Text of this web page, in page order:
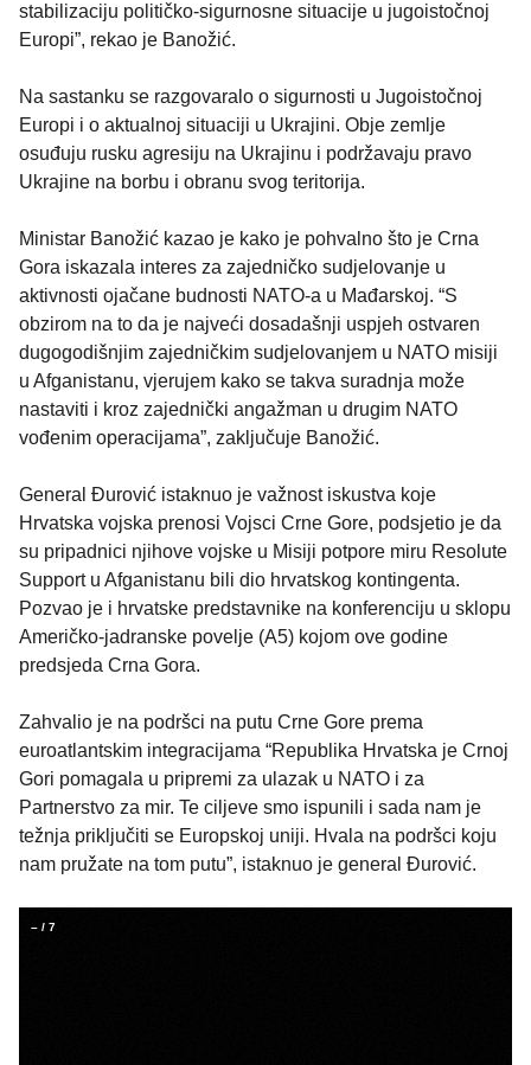
stabilizaciju političko-sigurnosne situacije u jugoistočnoj
Europi”, rekao je Banožić.
Na sastanku se razgovaralo o sigurnosti u Jugoistočnoj
Europi i o aktualnoj situaciji u Ukrajini. Obje zemlje
osuđuju rusku agresiju na Ukrajinu i podržavaju pravo
Ukrajine na borbu i obranu svog teritorija.
Ministar Banožić kazao je kako je pohvalno što je Crna
Gora iskazala interes za zajedničko sudjelovanje u
aktivnosti ojačane budnosti NATO-a u Mađarskoj. “S
obzirom na to da je najveći dosadašnji uspjeh ostvaren
dugogodišnjim zajedničkim sudjelovanjem u NATO misiji
u Afganistanu, vjerujem kako se takva suradnja može
nastaviti i kroz zajednički angažman u drugim NATO
vođenim operacijama”, zaključuje Banožić.
General Đurović istaknuo je važnost iskustva koje
Hrvatska vojska prenosi Vojsci Crne Gore, podsjetio je da
su pripadnici njihove vojske u Misiji potpore miru Resolute
Support u Afganistanu bili dio hrvatskog kontingenta.
Pozvao je i hrvatske predstavnike na konferenciju u sklopu
Američko-jadranske povelje (A5) kojom ove godine
predsjeda Crna Gora.
Zahvalio je na podršci na putu Crne Gore prema
euroatlantskim integracijama “Republika Hrvatska je Crnoj
Gori pomagala u pripremi za ulazak u NATO i za
Partnerstvo za mir. Te ciljeve smo ispunili i sada nam je
težnja priključiti se Europskoj uniji. Hvala na podršci koju
nam pružate na tom putu”, istaknuo je general Đurović.
– / 7